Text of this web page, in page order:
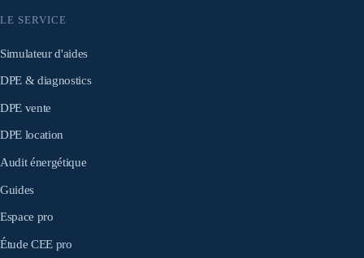
LE SERVICE
Simulateur d'aides
DPE & diagnostics
DPE vente
DPE location
Audit énergétique
Guides
Espace pro
Étude CEE pro